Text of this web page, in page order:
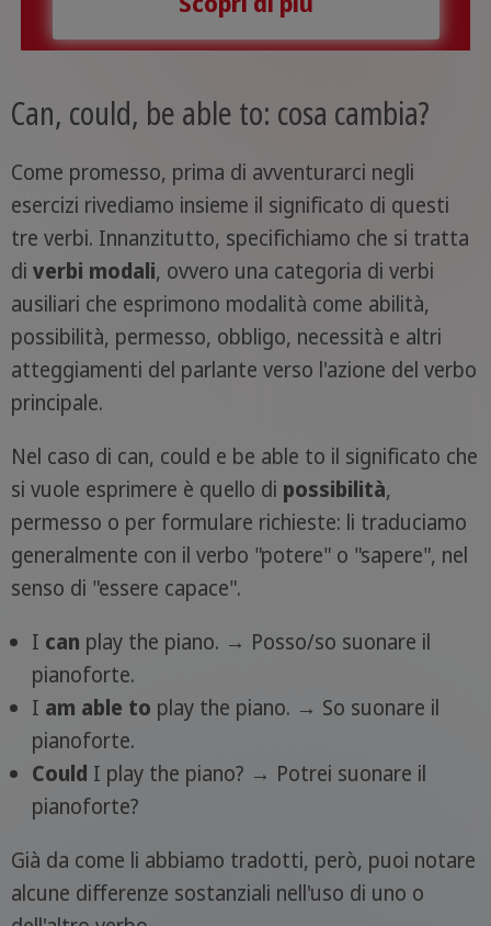
Can, could, be able to: cosa cambia?
Come promesso, prima di avventurarci negli
esercizi rivediamo insieme il significato di questi
tre verbi. Innanzitutto, specifichiamo che si tratta
di verbi modali, ovvero una categoria di verbi
ausiliari che esprimono modalità come abilità,
possibilità, permesso, obbligo, necessità e altri
atteggiamenti del parlante verso l'azione del verbo
principale.
Nel caso di can, could e be able to il significato che
si vuole esprimere è quello di possibilità,
permesso o per formulare richieste: li traduciamo
generalmente con il verbo "potere" o "sapere", nel
senso di "essere capace".
I can play the piano. → Posso/so suonare il
pianoforte.
I am able to play the piano. → So suonare il
pianoforte.
Could I play the piano? → Potrei suonare il
pianoforte?
Già da come li abbiamo tradotti, però, puoi notare
alcune differenze sostanziali nell'uso di uno o